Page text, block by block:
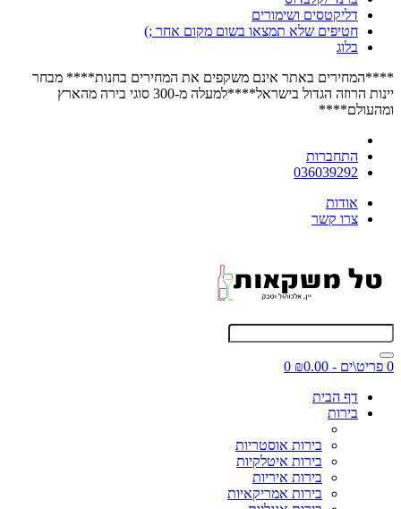
דליקטסים ושימורים
חטיפים שלא תמצאו בשום מקום אחר ;)
בלוג
****המחירים באתר אינם משקפים את המחירים בחנות**** מבחר
יינות הרוזה הגדול בישראל****למעלה מ-300 סוגי בירה מהארץ
ומהעולם****
התחברות
036039292
אודות
צרו קשר
0 פריט\ים - ₪0.00
0
דף הבית
בירות
בירות אוסטריות
בירות איטלקיות
בירות איריות
בירות אמריקאיות